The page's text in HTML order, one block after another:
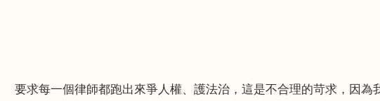
要求每一個律師都跑出來爭人權、護法治，這是不合理的苛求，因